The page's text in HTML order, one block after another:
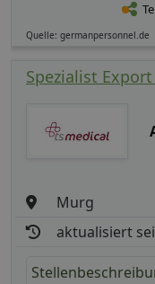
Quelle: germanpersonnel.de
Spezialist
Murg
aktualisiert